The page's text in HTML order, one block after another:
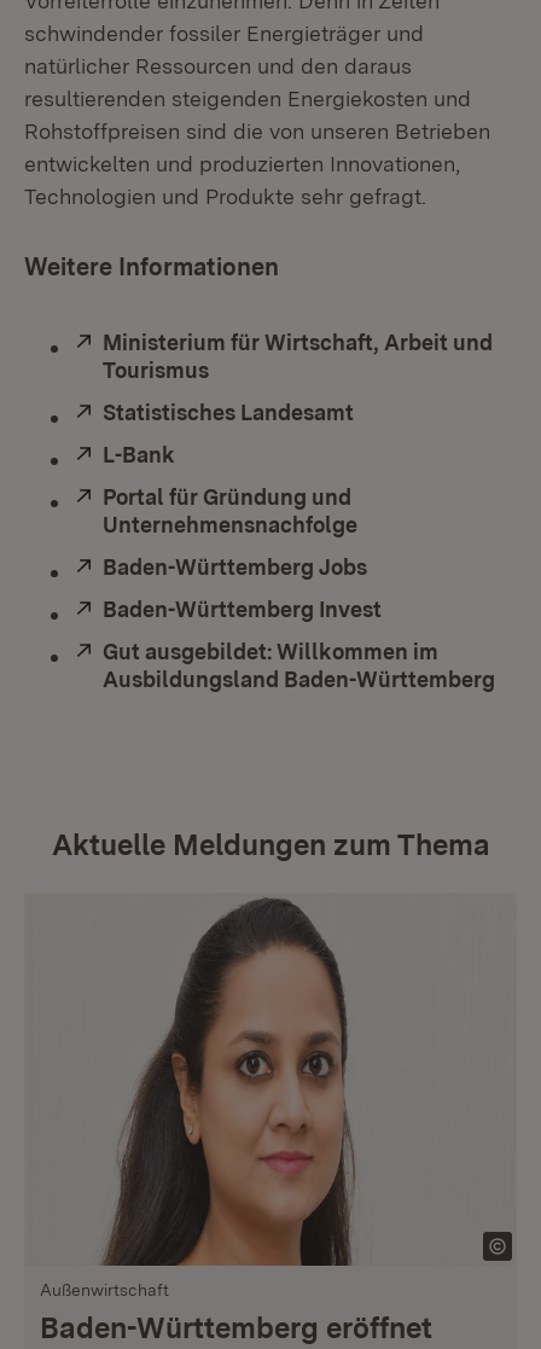
schwindender fossiler Energieträger und
natürlicher Ressourcen und den daraus
resultierenden steigenden Energiekosten und
Rohstoffpreisen sind die von unseren Betrieben
entwickelten und produzierten Innovationen,
Technologien und Produkte sehr gefragt.
Weitere Informationen
Extern:
Ministerium für Wirtschaft, Arbeit und
Tourismus
Extern:
Statistisches Landesamt
Extern:
L-Bank
Extern:
Portal für Gründung und
Unternehmensnachfolge
Extern:
Baden-Württemberg Jobs
Extern:
Baden-Württemberg Invest
Extern:
Gut ausgebildet: Willkommen im
Ausbildungsland Baden-Württemberg
Aktuelle Meldungen zum Thema
Außenwirtschaft
Baden-Württemberg eröffnet